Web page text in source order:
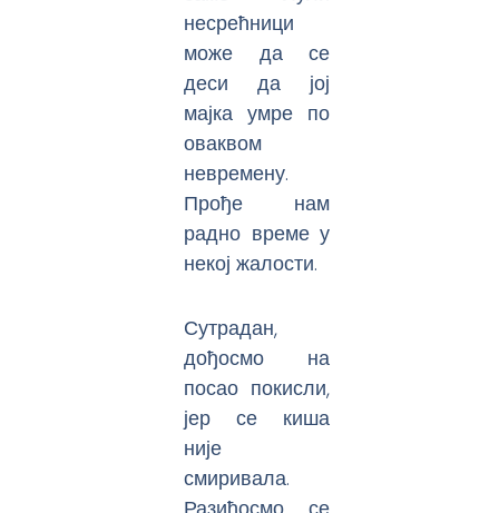
несрећници
може да се
деси да јој
мајка умре по
оваквом
невремену.
Прође нам
радно време у
некој жалости.
Сутрадан,
дођосмо на
посао покисли,
јер се киша
није
смиривала.